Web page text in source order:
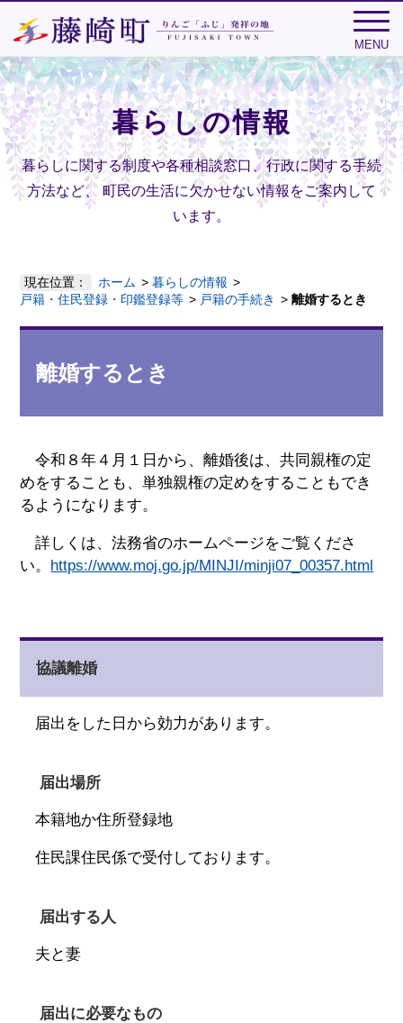
MENU
暮らしの情報
暮らしに関する制度や各種相談窓口、行政に関する手続
方法など、 町民の生活に欠かせない情報をご案内して
います。
現在位置： ホーム
暮らしの情報
戸籍・住民登録・印鑑登録等
戸籍の手続き 離婚するとき
離婚するとき
令和８年４月１日から、離婚後は、共同親権の定
めをすることも、単独親権の定めをすることもでき
るようになります。
詳しくは、法務省のホームページをご覧くださ
い。 https://www.moj.go.jp/MINJI/minji07_00357.html
協議離婚
届出をした日から効力があります。
届出場所
本籍地か住所登録地
住民課住民係で受付しております。
届出する人
夫と妻
届出に必要なもの